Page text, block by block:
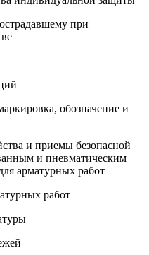
при
обозначение и
и приемы безопасной
и пневматическим
арматурных работ
работ